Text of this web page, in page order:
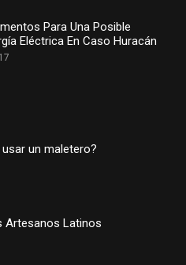
Para Una Posible
Eléctrica En Caso Huracán
un maletero?
Artesanos Latinos